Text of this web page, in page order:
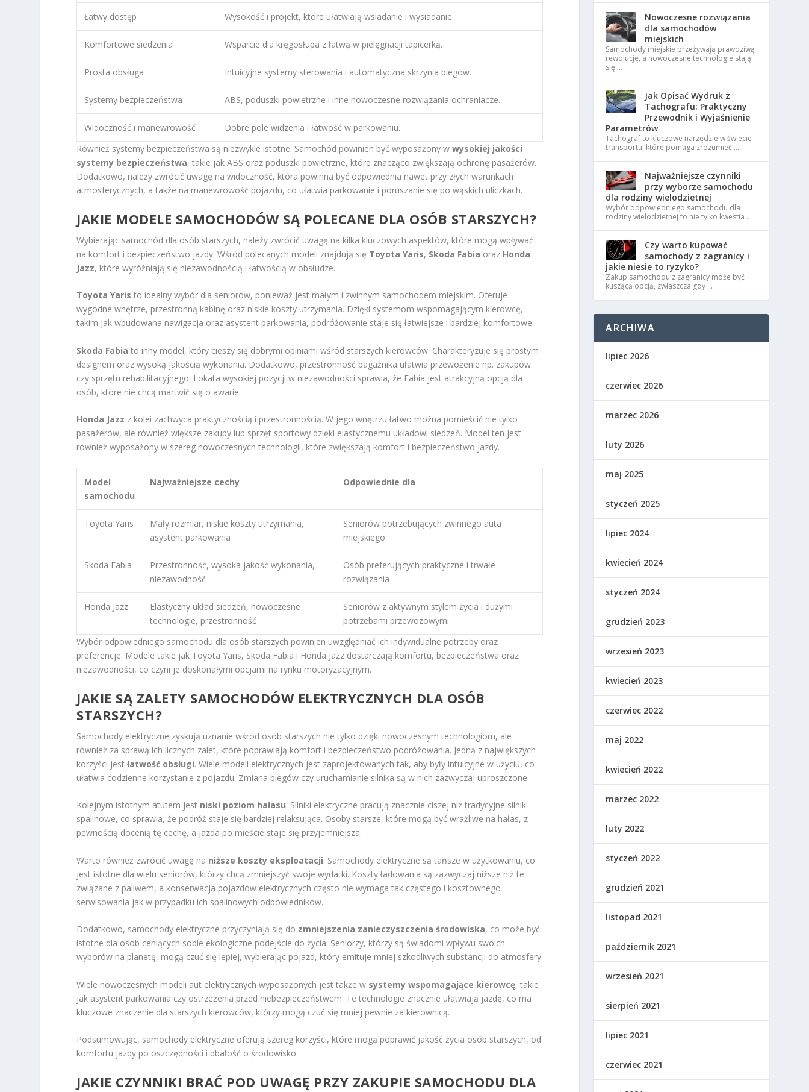
Łatwy dostęp Wysokość i projekt, które ułatwiają wsiadanie i wysiadanie.
Komfortowe siedzenia Wsparcie dla kręgosłupa z łatwą w pielęgnacji tapicerką.
Prosta obsługa Intuicyjne systemy sterowania i automatyczna skrzynia biegów.
Systemy bezpieczeństwa ABS, poduszki powietrzne i inne nowoczesne rozwiązania ochraniacze.
Widoczność i manewrowość
Dobre pole widzenia i łatwość w parkowaniu.
Również systemy bezpieczeństwa są niezwykle istotne. Samochód powinien być wyposażony wwysokiej jakości
systemy bezpieczeństwa, takie jak ABS oraz poduszki powietrzne, które znacząco zwiększają ochronę pasażerów.
Dodatkowo, należy zwrócić uwagę na widoczność, która powinna być odpowiednia nawet przy złych warunkach
atmosferycznych, a także na manewrowość pojazdu, co ułatwia parkowanie i poruszanie się po wąskich uliczkach.
JAKIE MODELE SAMOCHODÓW SĄ POLECANE DLA OSÓB STARSZYCH?
Wybierając samochód dla osób starszych, należy zwrócić uwagę na kilka kluczowych aspektów, które mogą wpływać
na komfort i bezpieczeństwo jazdy. Wśród polecanych modeli znajdują się Toyota Yaris, Skoda Fabia oraz Honda
Jazz, które wyróżniają się niezawodnością i łatwością w obsłudze.
Toyota Yaris to idealny wybór dla seniorów, ponieważ jest małym i zwinnym samochodem miejskim. Oferuje
wygodne wnętrze, przestronną kabinę oraz niskie koszty utrzymania. Dzięki systemom wspomagającym kierowcę,
takim jak wbudowana nawigacja oraz asystent parkowania, podróżowanie staje się łatwiejsze i bardziej komfortowe.
Skoda Fabia to inny model, który cieszy się dobrymi opiniami wśród starszych kierowców. Charakteryzuje się prostym
designem oraz wysoką jakością wykonania. Dodatkowo, przestronność bagażnika ułatwia przewożenie np. zakupów
czy sprzętu rehabilitacyjnego. Lokata wysokiej pozycji w niezawodności sprawia, że Fabia jest atrakcyjną opcją dla
osób, które nie chcą martwić się o awarie.
Honda Jazz z kolei zachwyca praktycznością i przestronnością. W jego wnętrzu łatwo można pomieścić nie tylko
pasażerów, ale również większe zakupy lub sprzęt sportowy dzięki elastycznemu układowi siedzeń. Model ten jest
również wyposażony w szereg nowoczesnych technologii, które zwiększają komfort i bezpieczeństwo jazdy.
Model
samochodu
Najważniejsze cechy Odpowiednie dla
Toyota Yaris
Mały rozmiar, niskie koszty utrzymania,
asystent parkowania
Seniorów potrzebujących zwinnego auta
miejskiego
Skoda Fabia
Przestronność, wysoka jakość wykonania,
niezawodność
Osób preferujących praktyczne i trwałe
rozwiązania
Honda Jazz
Elastyczny układ siedzeń, nowoczesne
technologie, przestronność
Seniorów z aktywnym stylem życia i dużymi
potrzebami przewozowymi
Wybór odpowiedniego samochodu dla osób starszych powinien uwzględniać ich indywidualne potrzeby oraz
preferencje. Modele takie jak Toyota Yaris, Skoda Fabia i Honda Jazz dostarczają komfortu, bezpieczeństwa oraz
niezawodności, co czyni je doskonałymi opcjami na rynku motoryzacyjnym.
JAKIE SĄ ZALETY SAMOCHODÓW ELEKTRYCZNYCH DLA OSÓB
STARSZYCH?
Samochody elektryczne zyskują uznanie wśród osób starszych nie tylko dzięki nowoczesnym technologiom, ale
również za sprawą ich licznych zalet, które poprawiają komfort i bezpieczeństwo podróżowania. Jedną z największych
korzyści jestłatwość obsługi. Wiele modeli elektrycznych jest zaprojektowanych tak, aby były intuicyjne w użyciu, co
ułatwia codzienne korzystanie z pojazdu. Zmiana biegów czy uruchamianie silnika są w nich zazwyczaj uproszczone.
Kolejnym istotnym atutem jest niski poziom hałasu. Silniki elektryczne pracują znacznie ciszej niż tradycyjne silniki
spalinowe, co sprawia, że podróż staje się bardziej relaksująca. Osoby starsze, które mogą być wrażliwe na hałas, z
pewnością docenią tę cechę, a jazda po mieście staje się przyjemniejsza.
Warto również zwrócić uwagę na niższe koszty eksploatacji. Samochody elektryczne są tańsze w użytkowaniu, co
jest istotne dla wielu seniorów, którzy chcą zmniejszyć swoje wydatki. Koszty ładowania są zazwyczaj niższe niż te
związane z paliwem, a konserwacja pojazdów elektrycznych często nie wymaga tak częstego i kosztownego
serwisowania jak w przypadku ich spalinowych odpowiedników.
Dodatkowo, samochody elektryczne przyczyniają się do zmniejszenia zanieczyszczenia środowiska, co może być
istotne dla osób ceniących sobie ekologiczne podejście do życia. Seniorzy, którzy są świadomi wpływu swoich
wyborów na planetę, mogą czuć się lepiej, wybierając pojazd, który emituje mniej szkodliwych substancji do atmosfery.
Wiele nowoczesnych modeli aut elektrycznych wyposażonych jest także w systemy wspomagające kierowcę, takie
jak asystent parkowania czy ostrzeżenia przed niebezpieczeństwem. Te technologie znacznie ułatwiają jazdę, co ma
kluczowe znaczenie dla starszych kierowców, którzy mogą czuć się mniej pewnie za kierownicą.
Podsumowując, samochody elektryczne oferują szereg korzyści, które mogą poprawić jakość życia osób starszych, od
komfortu jazdy po oszczędności i dbałość o środowisko.
JAKIE CZYNNIKI BRAĆ POD UWAGĘ PRZY ZAKUPIE SAMOCHODU DLA
Nowoczesne rozwiązania
dla samochodów
miejskich
Samochody miejskie przeżywają prawdziwą
rewolucję, a nowoczesne technologie stają
się …
Jak Opisać Wydruk z
Tachografu: Praktyczny
Przewodnik i Wyjaśnienie
Parametrów
Tachograf to kluczowe narzędzie w świecie
transportu, które pomaga zrozumieć …
Najważniejsze czynniki
przy wyborze samochodu
dla rodziny wielodzietnej
Wybór odpowiedniego samochodu dla
rodziny wielodzietnej to nie tylko kwestia …
Czy warto kupować
samochody z zagranicy i
jakie niesie to ryzyko?
Zakup samochodu z zagranicy może być
kuszącą opcją, zwłaszcza gdy …
ARCHIWA
lipiec 2026
czerwiec 2026
marzec 2026
luty 2026
maj 2025
styczeń 2025
lipiec 2024
kwiecień 2024
styczeń 2024
grudzień 2023
wrzesień 2023
kwiecień 2023
czerwiec 2022
maj 2022
kwiecień 2022
marzec 2022
luty 2022
styczeń 2022
grudzień 2021
listopad 2021
październik 2021
wrzesień 2021
sierpień 2021
lipiec 2021
czerwiec 2021